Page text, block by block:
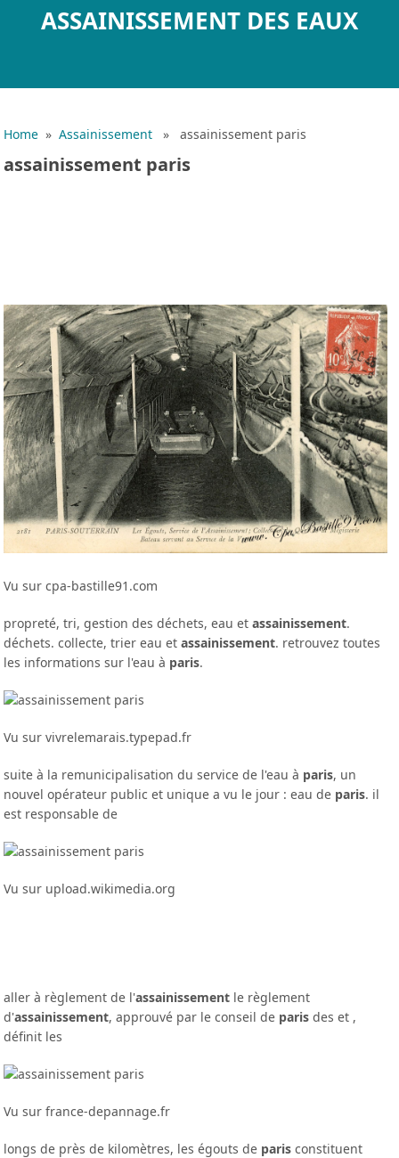
ASSAINISSEMENT DES EAUX
Home »Assainissement » assainissement paris
assainissement paris
Vu sur cpa-bastille91.com
propreté, tri, gestion des déchets, eau etassainissement.
déchets. collecte, trier eau etassainissement. retrouvez toutes
les informations sur l'eau à paris.
Vu sur vivrelemarais.typepad.fr
suite à la remunicipalisation du service de l'eau à paris, un
nouvel opérateur public et unique a vu le jour : eau de paris. il
est responsable de
Vu sur upload.wikimedia.org
aller à règlement de l'assainissement le règlement
d'assainissement, approuvé par le conseil de paris des et ,
définit les
Vu sur france-depannage.fr
longs de près de kilomètres, les égouts de paris constituent